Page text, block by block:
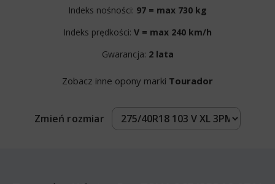
Indeks nośności: 97 = max 730 kg
Indeks prędkości: V = max 240 km/h
Gwarancja: 2 lata
Zobacz inne opony marki Tourador
Zmień rozmiar